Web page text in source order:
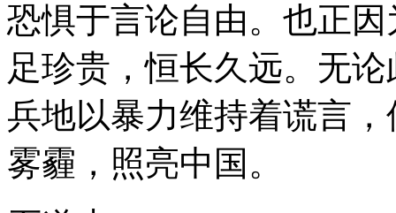
恐惧于言论自由。也正
足珍贵，恒长久远。无
兵地以暴力维持着谎言
雾霾，照亮中国。